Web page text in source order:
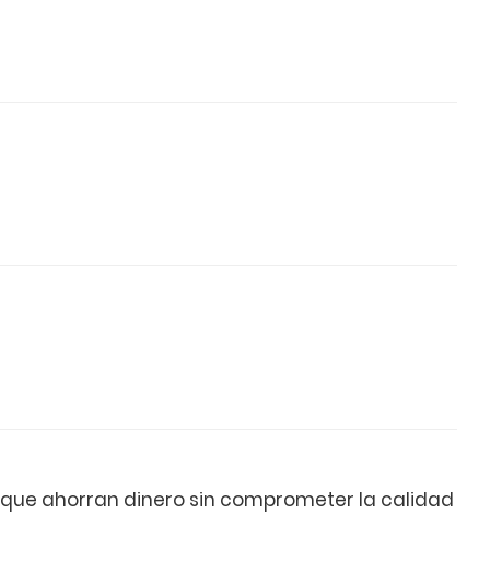
ahorran dinero sin comprometer la calidad